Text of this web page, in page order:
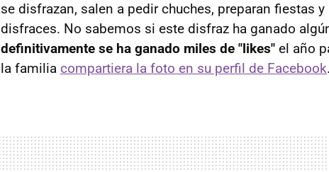
se disfrazan, salen a pedir chuches, preparan fiestas
disfraces. No sabemos si este disfraz ha ganado
definitivamente se ha ganado miles de "likes" el año
la familia compartiera la foto en su perfil de Facebook.